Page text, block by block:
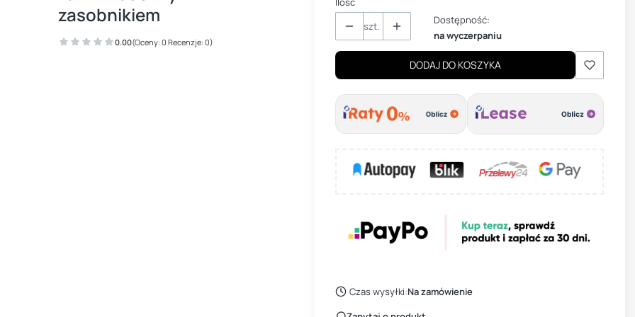
zasobnikiem
0.00(Oceny: 0 Recenzje: 0)
szt.
Dostępność:
na wyczerpaniu
DODAJ DO KOSZYKA
Czas wysyłki:Na zamówienie